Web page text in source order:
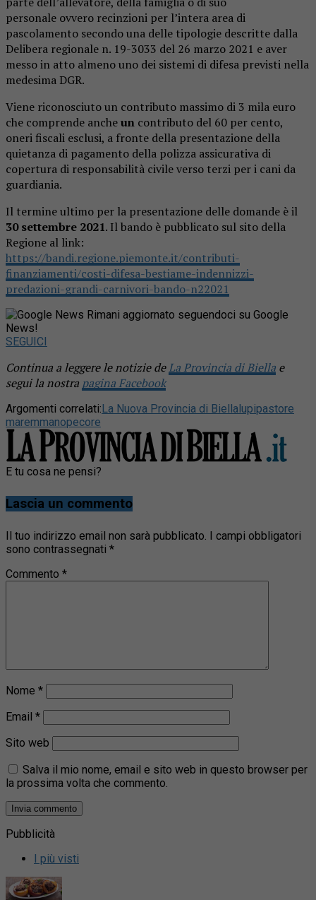
personale ovvero recinzioni per l’intera area di
pascolamento secondo una delle tipologie descritte dalla
Delibera regionale n. 19-3033 del 26 marzo 2021 e aver
messo in atto almeno uno dei sistemi di difesa previsti nella
medesima DGR.
Viene riconosciuto un contributo massimo di 3 mila euro
che comprende ancheun contributo del 60 per cento,
oneri fiscali esclusi, a fronte della presentazione della
quietanza di pagamento della polizza assicurativa di
copertura di responsabilità civile verso terzi per i cani da
guardiania.
Il termine ultimo per la presentazione delle domande è il
30 settembre 2021. Il bando è pubblicato sul sito della
Regione al link:
https://bandi.regione.piemonte.it/contributi-
finanziamenti/costi-difesa-bestiame-indennizzi-
predazioni-grandi-carnivori-bando-n22021
Rimani aggiornato seguendoci su Google
News!
SEGUICI
Continua a leggere le notizie deLa Provincia di Biella e
segui la nostra pagina Facebook
Argomenti correlati:La Nuova Provincia di Biellalupipastore
maremmanopecore
E tu cosa ne pensi?
Lascia un commento
Il tuo indirizzo email non sarà pubblicato. I campi obbligatori
sono contrassegnati *
Commento *
Nome *
Email *
Sito web
Salva il mio nome, email e sito web in questo browser per
la prossima volta che commento.
Pubblicità
I più visti